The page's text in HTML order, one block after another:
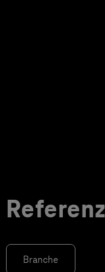
Branche